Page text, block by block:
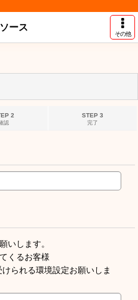
ース
その他
2
認
STEP 3
完了
いします。
くるお客様
られる環境設定お願いしま